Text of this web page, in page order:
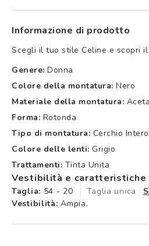
Informazione di prodotto
Scegli il tuo stile Celine e scopri il
Genere: Donna
Colore della montatura: Nero
Materiale della montatura:
Forma: Rotonda
Tipo di montatura: Cerchio Intero
Colore delle lenti: Grigio
Trattamenti: Tinta Unita
Vestibilità e caratteristiche
Taglia: 54 - 20 Taglia unica
Vestibilità: Ampia.